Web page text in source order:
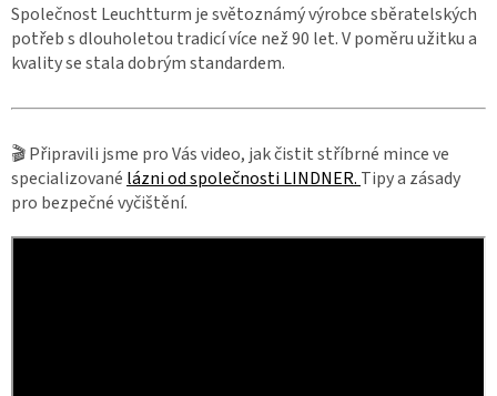
Společnost Leuchtturm je světoznámý výrobce sběratelských
potřeb s dlouholetou tradicí více než 90 let. V poměru užitku a
kvality se stala dobrým standardem.
🎬 Připravili jsme pro Vás video, jak čistit stříbrné mince ve
specializované lázni od společnosti LINDNER. Tipy a zásady
pro bezpečné vyčištění.